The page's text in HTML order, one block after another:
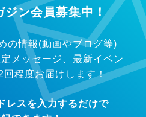
ジン会員募集中！
の情報(動画やブログ等)
メッセージ、 最新イベン
回程度お届けします！
レスを入力するだけで